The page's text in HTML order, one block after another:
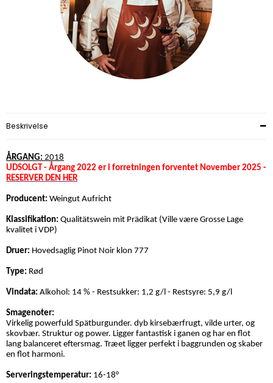
Beskrivelse
ÅRGANG: 2018
UDSOLGT - Årgang 2022 er i forretningen forventet November 2025 -
RESERVER DEN HER
Producent: Weingut Aufricht
Klassifikation: Qualitätswein mit Prädikat (Ville være Grosse Lage
kvalitet i VDP)
Druer: Hovedsaglig Pinot Noir klon 777
Type: Rød
Vindata: Alkohol: 14 % - Restsukker: 1,2 g/l - Restsyre: 5,9 g/l
Smagenoter:
Virkelig powerfuld Spätburgunder. dyb kirsebærfrugt, vilde urter, og
skovbær. Struktur og power. Ligger fantastisk i ganen og har en flot
lang balanceret eftersmag. Træet ligger perfekt i baggrunden og skaber
en flot harmoni.
Serveringstemperatur: 16-18°